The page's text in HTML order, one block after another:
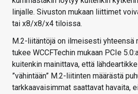
linjalle. Sivuston mukaan liittimet
tai x8/x8/x4 tiloissa.
M.2-liitäntöjä on ilmeisesti yhteensä
tukee WCCFTechin mukaan PCIe
kuitenkin mainittava, että
”vähintään” M.2-liitinten määrästä
tarkkaavaisimmat saattavat havaita,